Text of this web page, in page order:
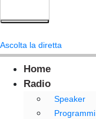
Ascolta la diretta
Home
Radio
Speaker
Programmi